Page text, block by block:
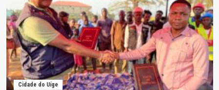
Cidade do Uíge